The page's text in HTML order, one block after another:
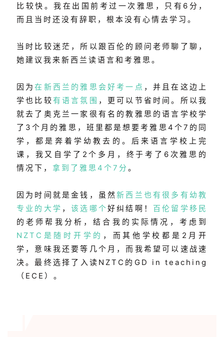
比较快 。我在出国前考过一次雅思，只有6分，
而且当时还没有辞职，根本没有心情去学习。
当时比较迷茫，所以跟百伦的顾问老师聊了聊，
她建议我来新西兰读语言和考雅思。
因为在新西兰的雅思会好考一点 ，并且在这边上
学也比较有语言氛围 ，更可以节省时间。所以我
就去了奥克兰一家很有名的教雅思的语言学校学
了3个月的雅思，班里都是想要考雅思4个7的同
学，都是奔着学幼教去的。后来语言学校上完
课，我又自学了2个多月，终于考了6次雅思的
情况下， 拿到了雅思4个7分 。
因为时间就是金钱，虽然新西兰也有很多有幼教
专业的大学 ，该选哪个好纠结啊！ 百伦留学移民
的老师帮我分析，结合我的实际情况，考虑到
NZTC是随时开学的 ，而其他学校都是2月开
学，意味我还要等几个月，而我希望可以速战速
决。最终选择了入读NZTC的GD in teaching
（ECE）。